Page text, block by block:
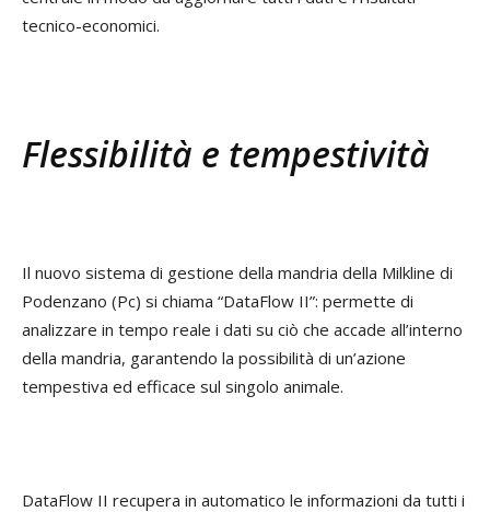
tecnico-economici.
Flessibilità e tempestività
Il nuovo sistema di gestione della mandria della Milkline di
Podenzano (Pc) si chiama “DataFlow II”: permette di
analizzare in tempo reale i dati su ciò che accade all’interno
della mandria, garantendo la possibilità di un’azione
tempestiva ed efficace sul singolo animale.
DataFlow II recupera in automatico le informazioni da tutti i